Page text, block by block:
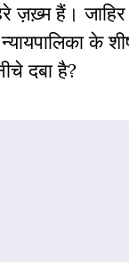
ज़ख़्म हैं। जाहिर
के
दबा है?